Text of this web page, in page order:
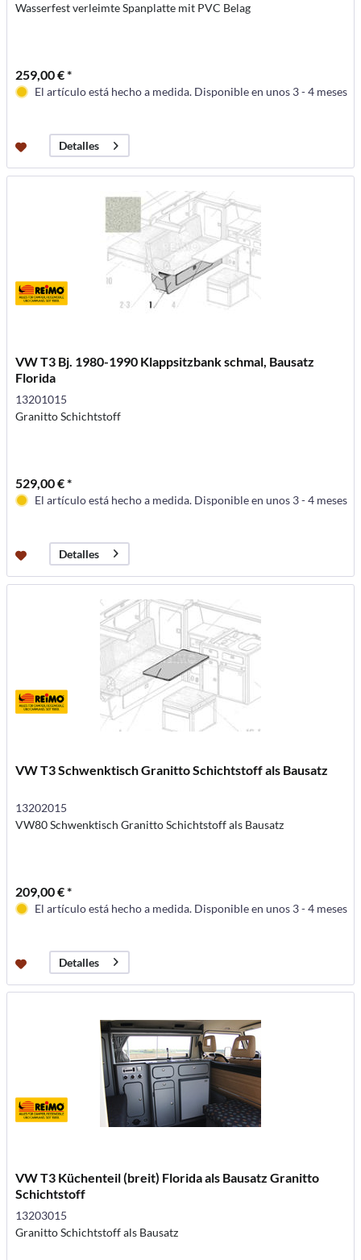
Wasserfest verleimte Spanplatte mit PVC Belag
259,00 € *
El artículo está hecho a medida. Disponible en unos 3 - 4 meses
Detalles
VW T3 Bj. 1980-1990 Klappsitzbank schmal, Bausatz
Florida
13201015
Granitto Schichtstoff
529,00 € *
El artículo está hecho a medida. Disponible en unos 3 - 4 meses
Detalles
VW T3 Schwenktisch Granitto Schichtstoff als Bausatz
13202015
VW80 Schwenktisch Granitto Schichtstoff als Bausatz
209,00 € *
El artículo está hecho a medida. Disponible en unos 3 - 4 meses
Detalles
VW T3 Küchenteil (breit) Florida als Bausatz Granitto
Schichtstoff
13203015
Granitto Schichtstoff als Bausatz